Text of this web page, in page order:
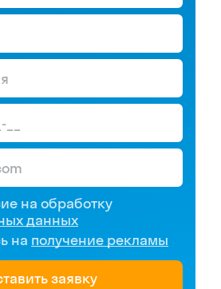
на обработку
данных
на получение рекламы
заявку